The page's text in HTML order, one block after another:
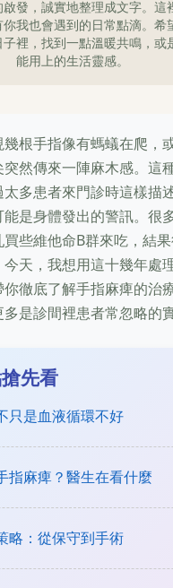
發，誠實地整理成文字。這
我也會遇到的日常點滴。希
裡，找到一點溫暖共鳴，或
能用上的生活靈感。
根手指像有螞蟻在爬，
然傳來一陣麻木感。這
多患者來門診時這樣描
是身體發出的警訊。很
些維他命B群來吃，結
天，我想用這十幾年處
徹底了解手指麻痺的治
是診間裡患者常忽略的
先看
只是血液循環不好
指麻痺？醫生在看什麼
略：從保守到手術